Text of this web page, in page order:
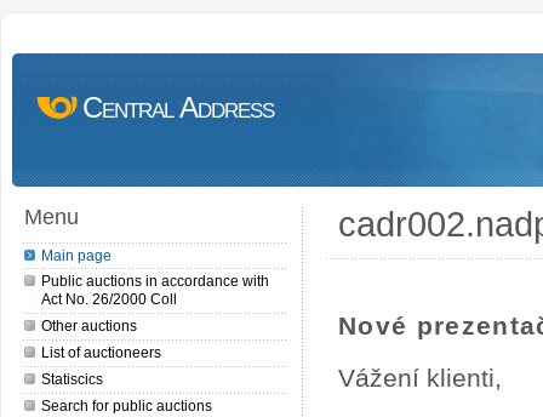
Central Address
Menu
Main page
Public auctions in accordance with
Act No. 26/2000 Coll
Other auctions
List of auctioneers
Statiscics
Search for public auctions
Nové
Vážení klienti,